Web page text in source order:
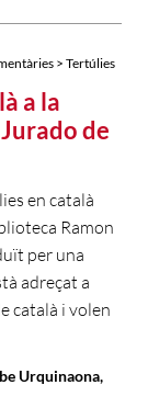
> Tertúlies
a la
de
en català
Ramon
per una
adreçat a
català i volen
Urquinaona,